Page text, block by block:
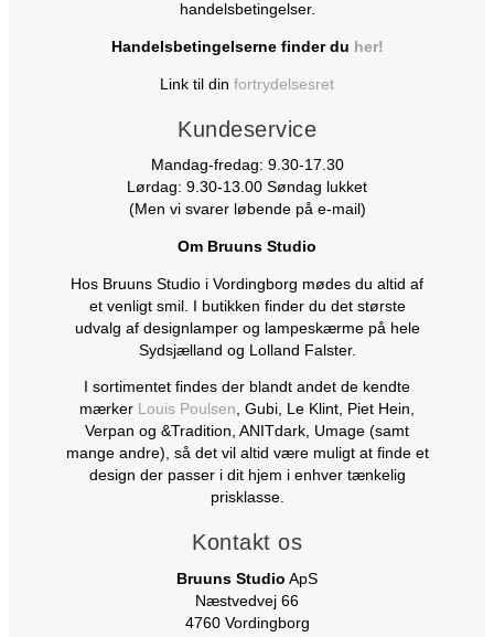
handelsbetingelser.
Handelsbetingelserne finder du her!
Link til din fortrydelsesret
Kundeservice
Mandag-fredag: 9.30-17.30
Lørdag: 9.30-13.00 Søndag lukket
(Men vi svarer løbende på e-mail)
Om Bruuns Studio
Hos Bruuns Studio i Vordingborg mødes du altid af
et venligt smil. I butikken finder du det største
udvalg af designlamper og lampeskærme på hele
Sydsjælland og Lolland Falster.
I sortimentet findes der blandt andet de kendte
mærker Louis Poulsen, Gubi, Le Klint, Piet Hein,
Verpan og &Tradition, ANITdark, Umage (samt
mange andre), så det vil altid være muligt at finde et
design der passer i dit hjem i enhver tænkelig
prisklasse.
Kontakt os
Bruuns Studio ApS
Næstvedvej 66
4760 Vordingborg